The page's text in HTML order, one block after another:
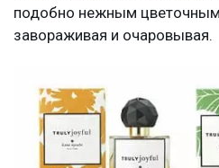
подобно нежным
завораживая и очаровывая.